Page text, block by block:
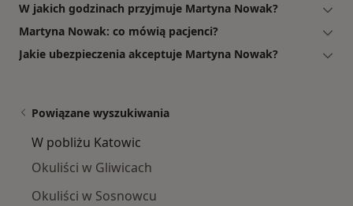
W jakich godzinach przyjmuje Martyna Nowak?
Martyna Nowak: co mówią pacjenci?
Jakie ubezpieczenia akceptuje Martyna Nowak?
Powiązane wyszukiwania
W pobliżu Katowic
Okuliści w Gliwicach
Okuliści w Sosnowcu